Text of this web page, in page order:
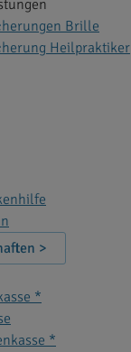
Brille
Heilpraktiker
>
*
*